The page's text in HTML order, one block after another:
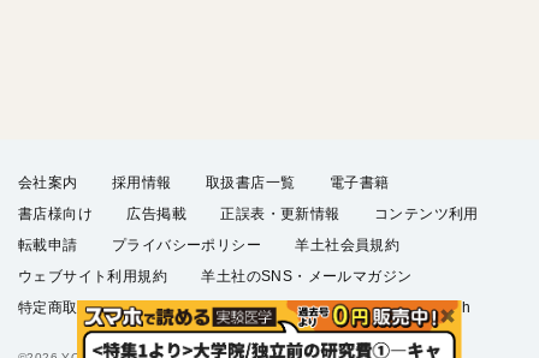
会社案内 採用情報 取扱書店一覧
電子書籍
書店様向け
広告掲載 正誤表・更新情報
コンテンツ利用
転載申請
プライバシーポリシー
羊土社会員規約
ウェブサイト利用規約
羊土社のSNS・メールマガジン
特定商取引法に基づく表示
FAQ お問い合わせ English